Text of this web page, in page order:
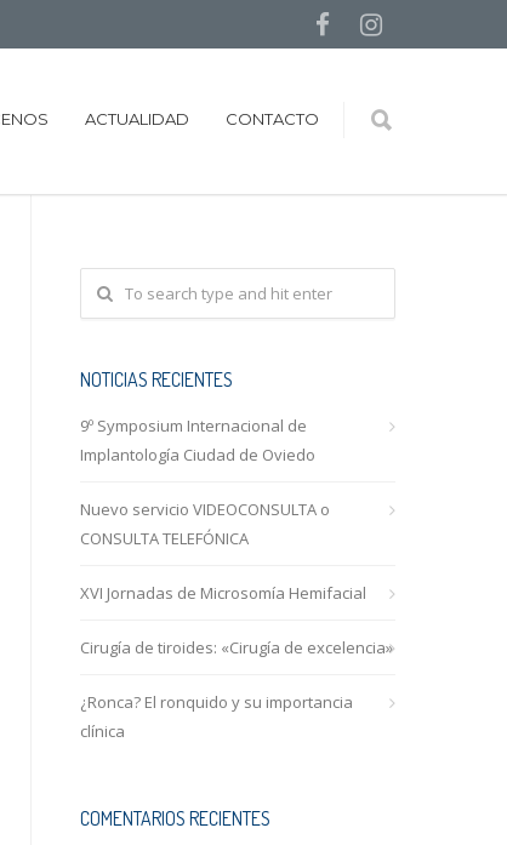
ACTUALIDAD CONTACTO
NOTICIAS RECIENTES
9º Symposium Internacional de
Implantología Ciudad de Oviedo
Nuevo servicio VIDEOCONSULTA o
CONSULTA TELEFÓNICA
XVI Jornadas de Microsomía Hemifacial
Cirugía de tiroides: «Cirugía de excelencia»
¿Ronca? El ronquido y su importancia
clínica
COMENTARIOS RECIENTES